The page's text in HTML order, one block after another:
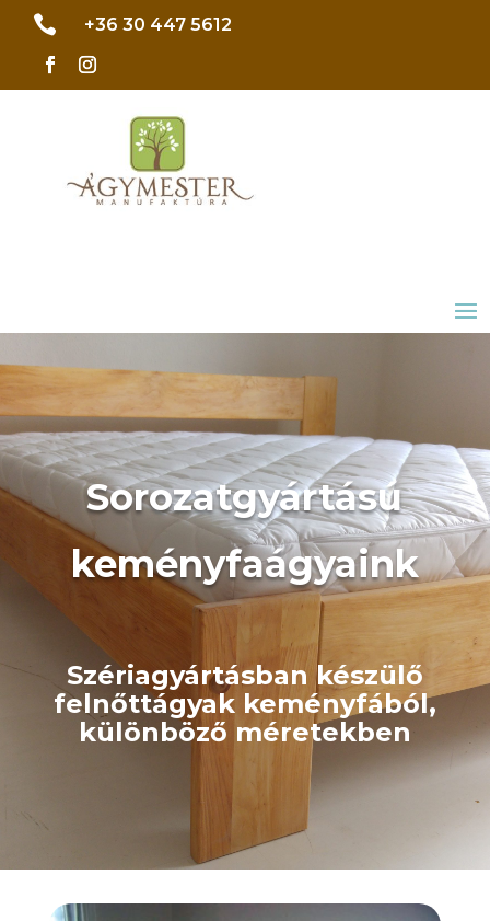
 +36 30 447 5612
Sorozatgyártású
keményfaágyaink
Szériagyártásban készülő
felnőttágyak keményfából,
különböző méretekben